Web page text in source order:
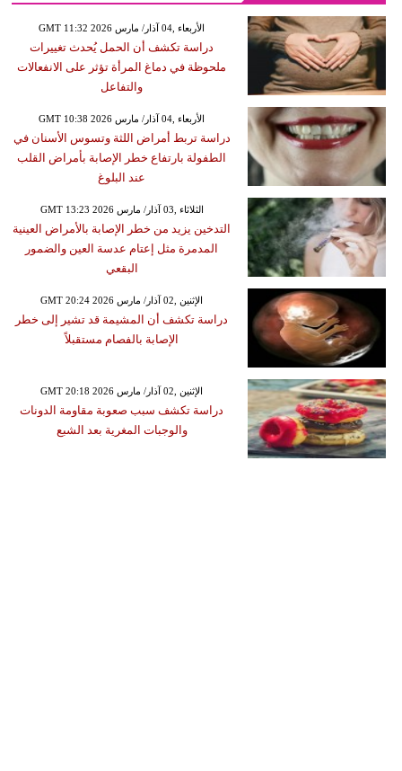
GMT 11:32 2026 الأربعاء ,04 آذار/ مارس
دراسة تكشف أن الحمل يُحدث تغييرات
ملحوظة في دماغ المرأة تؤثر على الانفعالات
والتفاعل
GMT 10:38 2026 الأربعاء ,04 آذار/ مارس
دراسة تربط أمراض اللثة وتسوس الأسنان في
الطفولة بارتفاع خطر الإصابة بأمراض القلب
عند البلوغ
GMT 13:23 2026 الثلاثاء ,03 آذار/ مارس
التدخين يزيد من خطر الإصابة بالأمراض العينية
المدمرة مثل إعتام عدسة العين والضمور
البقعي
GMT 20:24 2026 الإثنين ,02 آذار/ مارس
دراسة تكشف أن المشيمة قد تشير إلى خطر
الإصابة بالفصام مستقبلاً
GMT 20:18 2026 الإثنين ,02 آذار/ مارس
دراسة تكشف سبب صعوبة مقاومة الدونات
والوجبات المغرية بعد الشبع